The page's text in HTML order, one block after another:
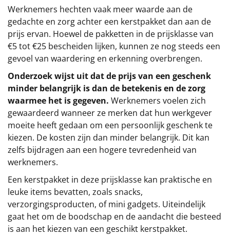
Werknemers hechten vaak meer waarde aan de
gedachte en zorg achter een kerstpakket dan aan de
prijs ervan. Hoewel de pakketten in de prijsklasse van
€5 tot €25 bescheiden lijken, kunnen ze nog steeds een
gevoel van waardering en erkenning overbrengen.
Onderzoek wijst uit dat de prijs van een geschenk
minder belangrijk is dan de betekenis en de zorg
waarmee het is gegeven. Werknemers voelen zich
gewaardeerd wanneer ze merken dat hun werkgever
moeite heeft gedaan om een persoonlijk geschenk te
kiezen. De kosten zijn dan minder belangrijk. Dit kan
zelfs bijdragen aan een hogere tevredenheid van
werknemers.
Een kerstpakket in deze prijsklasse kan praktische en
leuke items bevatten, zoals snacks,
verzorgingsproducten, of mini gadgets. Uiteindelijk
gaat het om de boodschap en de aandacht die besteed
is aan het kiezen van een geschikt kerstpakket.